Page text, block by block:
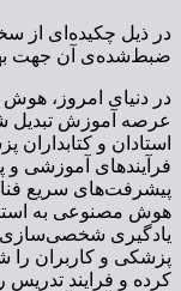
در ذیل چکیده‌ای از
ضبط‌شده‌ی آن جهت
عرصه آموزش تبدیل
استادان و
فرآیندهای آموزشی
پیشرفت‌های سریع
هوش مصنوعی به
یادگیری شخصی‌سازی
پزشکی و کاربران را
کرده و فرایند تدریس